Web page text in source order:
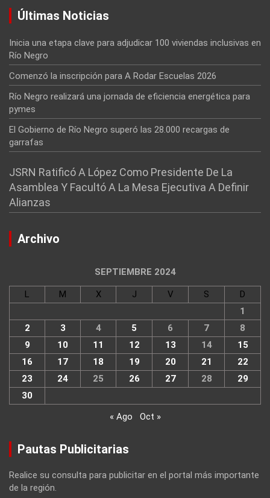
Últimas Noticias
Inicia una etapa clave para adjudicar 100 viviendas inclusivas en
Río Negro
Comenzó la inscripción para A Rodar Escuelas 2026
Río Negro realizará una jornada de eficiencia energética para
pymes
El Gobierno de Río Negro superó las 28.000 recargas de
garrafas
JSRN Ratificó A López Como Presidente De La
Asamblea Y Facultó A La Mesa Ejecutiva A Definir
Alianzas
Archivo
SEPTIEMBRE 2024
L M X J V S
D
1
2
3 4 5 6 7
8
9
10 11 12 13 14
15
16
17 18 19 20 21
22
23
24 25 26 27 28
29
30
« Ago
Oct »
Pautas Publicitarias
Realice su consulta para publicitar en el portal más importante
de la región.